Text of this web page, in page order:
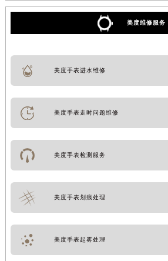
美度维修服务
美度手表进水维修
美度手表走时问题维修
美度手表检测服务
美度手表划痕处理
美度手表起雾处理